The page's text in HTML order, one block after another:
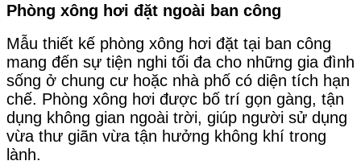
Phòng xông hơi đặt ngoài ban công
Mẫu thiết kế phòng xông hơi đặt tại ban công
mang đến sự tiện nghi tối đa cho những gia đình
sống ở chung cư hoặc nhà phố có diện tích hạn
chế. Phòng xông hơi được bố trí gọn gàng, tận
dụng không gian ngoài trời, giúp người sử dụng
vừa thư giãn vừa tận hưởng không khí trong
lành.